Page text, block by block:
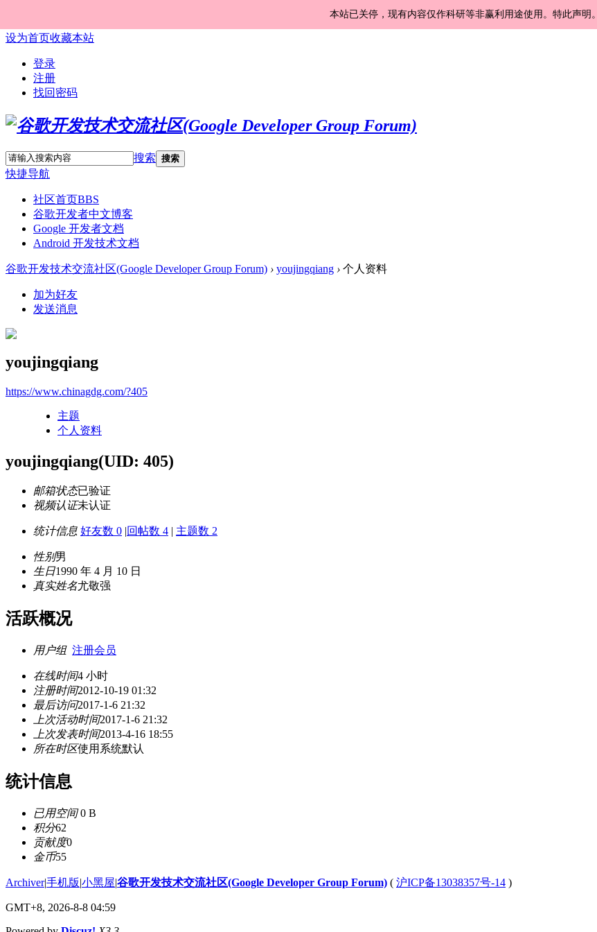
本站已关停，现有内容仅作科研等非赢利用途使用。特此声明。
设为首页收藏本站
登录
注册
找回密码
搜索 搜索
快捷导航
社区首页BBS
谷歌开发者中文博客
Google 开发者文档
Android 开发技术文档
谷歌开发技术交流社区(Google Developer Group Forum) › youjingqiang › 个人资料
加为好友
发送消息
youjingqiang
https://www.chinagdg.com/?405
主题
个人资料
youjingqiang(UID: 405)
邮箱状态已验证
视频认证未认证
统计信息 好友数 0 |回帖数 4 | 主题数 2
性别男
生日1990 年 4 月 10 日
真实姓名尤敬强
活跃概况
用户组 注册会员
在线时间4 小时
注册时间2012-10-19 01:32
最后访问2017-1-6 21:32
上次活动时间2017-1-6 21:32
上次发表时间2013-4-16 18:55
所在时区使用系统默认
统计信息
已用空间0 B
积分62
贡献度0
金币55
Archiver|手机版|小黑屋|谷歌开发技术交流社区(Google Developer Group Forum) ( 沪ICP备13038357号-14 )
GMT+8, 2026-8-8 04:59